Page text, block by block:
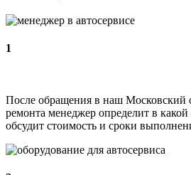
1
После обращения в наш Московский
ремонта менеджер определит в
обсудит стоимость и сроки